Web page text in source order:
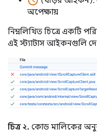
অপেক্ষায়
নিম্নলিখিত চিত্রে একটি
এই স্ট্যাটাস আইকনগুলি
চিত্র ২. কোড মালিকের